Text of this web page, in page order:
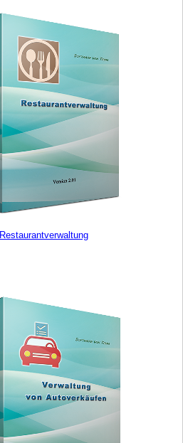
Restaurantverwaltung